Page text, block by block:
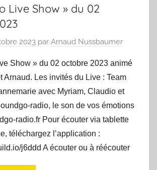
Live Show » du 02
2023 par Arnaud Nussbaumer
Show » du 02 octobre 2023 animé
Arnaud. Les invités du Live : Team
avec Myriam, Claudio et
radio, le son de vos émotions
radio.fr Pour écouter via tablette
téléchargez l’application :
j6ddd A écouter ou à réécouter